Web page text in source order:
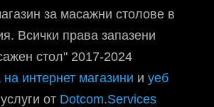
за масажни столове в
Всички права запазени
стол" 2017-2024
на интернет магазини и уеб
услуги от Dotcom.Services